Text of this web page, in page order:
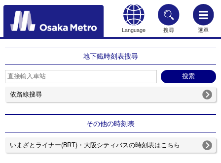
Language 搜尋 選單
HOME
地下鐵時刻表搜尋
依路線搜尋
その他の時刻表
いまざとライナー(BRT)・大阪シティバスの時刻表はこちら